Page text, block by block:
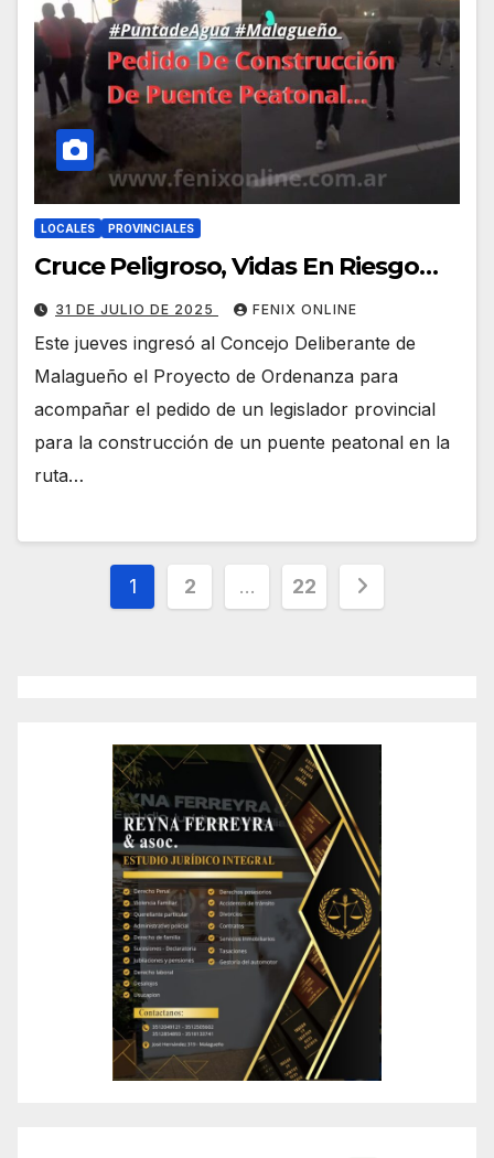
LOCALES PROVINCIALES
Cruce Peligroso, Vidas En Riesgo…
31 DE JULIO DE 2025 FENIX ONLINE
Este jueves ingresó al Concejo Deliberante de
Malagueño el Proyecto de Ordenanza para
acompañar el pedido de un legislador provincial
para la construcción de un puente peatonal en la
ruta…
Paginación
1 2 … 22